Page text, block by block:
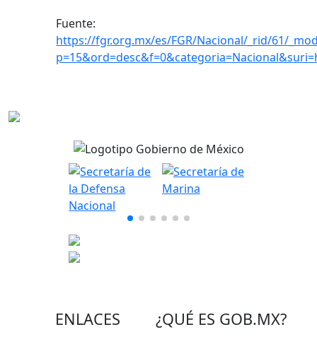
Fuente:
https://fgr.org.mx/es/FGR/Nacional/_rid/61/
ENLACES ¿QUÉ ES GOB.MX?